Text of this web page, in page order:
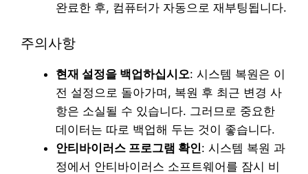
완료한 후, 컴퓨터가 자동으로 재부팅됩니다.
주의사항
현재 설정을 백업하십시오: 시스템 복원은 이
전 설정으로 돌아가며, 복원 후 최근 변경 사
항은 소실될 수 있습니다. 그러므로 중요한
데이터는 따로 백업해 두는 것이 좋습니다.
안티바이러스 프로그램 확인: 시스템 복원 과
정에서 안티바이러스 소프트웨어를 잠시 비